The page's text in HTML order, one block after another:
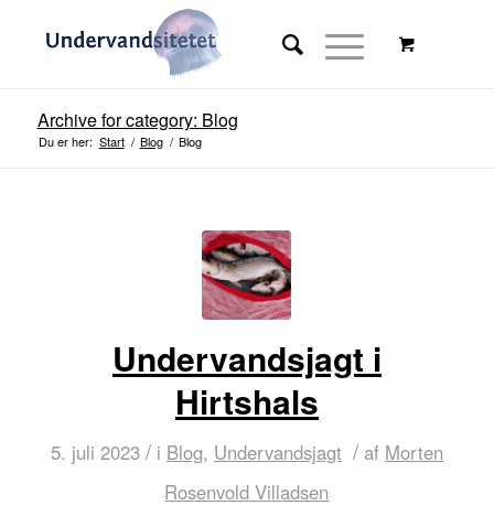
Archive for category: Blog
Du er her: Start / Blog / Blog
Undervandsjagt i
Hirtshals
5. juli 2023 / i Blog, Undervandsjagt / af Morten
Rosenvold Villadsen